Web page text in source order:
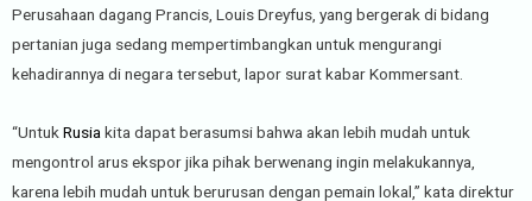
Perusahaan dagang Prancis, Louis Dreyfus, yang bergerak di bidang
pertanian juga sedang mempertimbangkan untuk mengurangi
kehadirannya di negara tersebut, lapor surat kabar Kommersant.
“Untuk Rusia kita dapat berasumsi bahwa akan lebih mudah untuk
mengontrol arus ekspor jika pihak berwenang ingin melakukannya,
karena lebih mudah untuk berurusan dengan pemain lokal,” kata direktur